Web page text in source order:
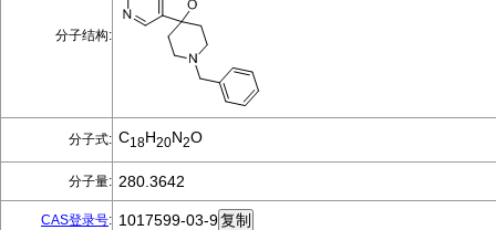
分子结构:
分子式: C18H20N2O
分子量: 280.3642
CAS登录号: 1017599-03-9